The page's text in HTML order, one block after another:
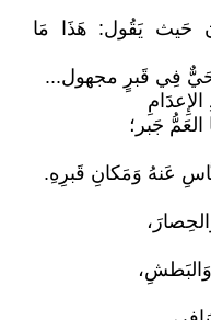
حَيث يَقُول: هَذَا مَا
حَيٌّ فِي قَبرٍ مجهول...
جَبر؛
عَنهُ وَمَكانِ قَبرِهِ.